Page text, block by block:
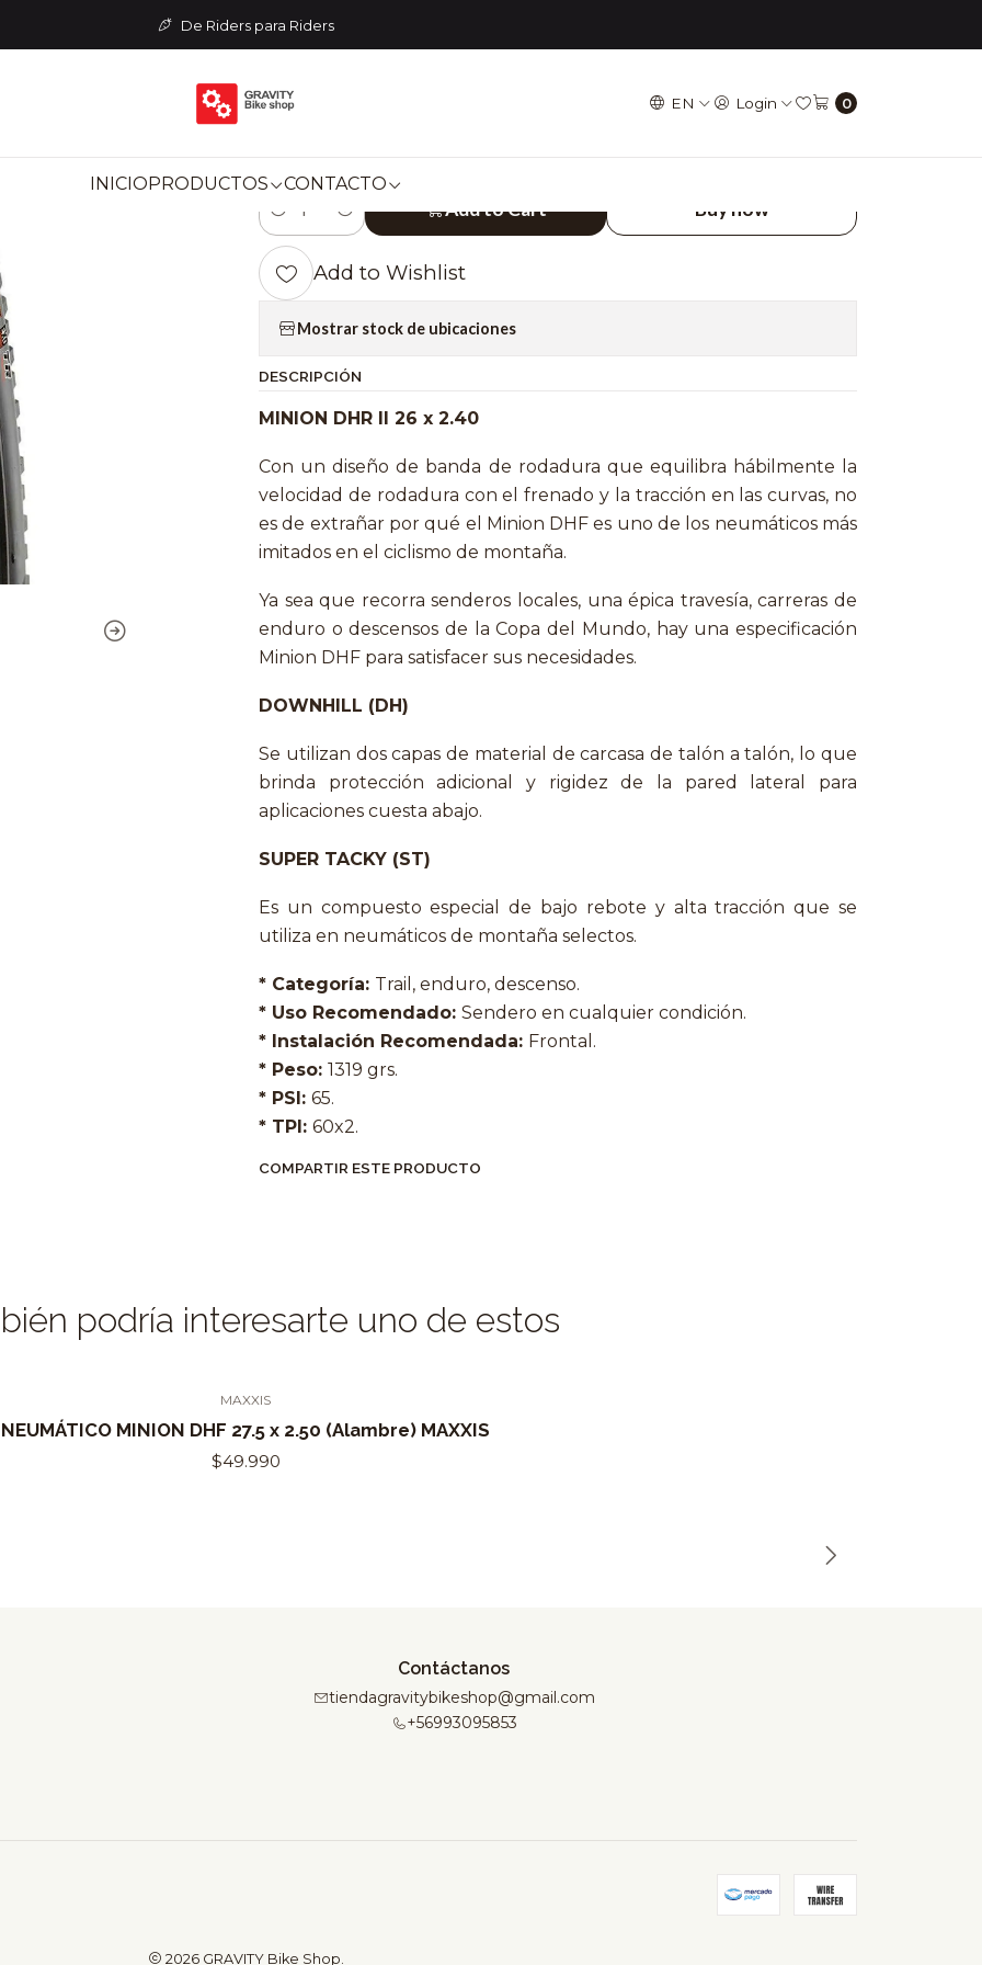
EN Login 0
INICIOPRODUCTOS CONTACTO
De Riders para Riders
NEUMÁTICO MINION DHR II 26 x 2.40 DH/ST (Alambre) MAXXIS
|
NEUMÁTICO MINION DHR II 26 x
2.40 DH/ST (Alambre) MAXXIS
Quantity
Add to Cart Buy now
Add to Wishlist
Mostrar stock de ubicaciones
DESCRIPCIÓN
MINION DHR II 26 x 2.40
Con un diseño de banda de rodadura que equilibra hábilmente la
velocidad de rodadura con el frenado y la tracción en las curvas, no
es de extrañar por qué el Minion DHF es uno de los neumáticos más
imitados en el ciclismo de montaña.
Ya sea que recorra senderos locales, una épica travesía, carreras de
enduro o descensos de la Copa del Mundo, hay una especificación
Minion DHF para satisfacer sus necesidades.
DOWNHILL (DH)
Se utilizan dos capas de material de carcasa de talón a talón, lo que
brinda protección adicional y rigidez de la pared lateral para
aplicaciones cuesta abajo.
SUPER TACKY (ST)
Es un compuesto especial de bajo rebote y alta tracción que se
utiliza en neumáticos de montaña selectos.
* Categoría: Trail, enduro, descenso.
* Uso Recomendado: Sendero en cualquier condición.
* Instalación Recomendada: Frontal.
* Peso: 1319 grs.
* PSI: 65.
* TPI: 60x2.
COMPARTIR ESTE PRODUCTO
podría interesarte uno de estos
MAXXIS
NEUMÁTICO MINION DHF 27.5 x 2.50 (Alambre) MAXXIS
$49.990
Contáctanos
tiendagravitybikeshop@gmail.com
+56993095853
2026 GRAVITY Bike Shop.